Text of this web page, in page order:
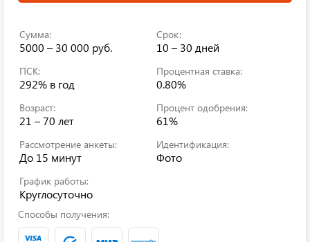
Сумма:
5000 – 30 000 руб.
Срок:
10 – 30 дней
ПСК:
292% в год
Процентная ставка:
0.80%
Возраст:
21 – 70 лет
Процент одобрения:
61%
Рассмотрение анкеты:
До 15 минут
Идентификация:
Фото
График работы:
Круглосуточно
Способы получения: